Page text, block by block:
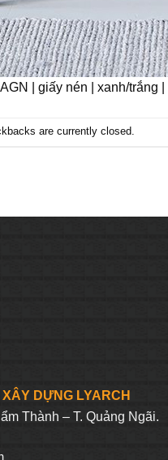
| giấy nén | xanh/trắng
are currently closed.
DỰNG LYARCH
Thành – T. Quảng Ngãi.